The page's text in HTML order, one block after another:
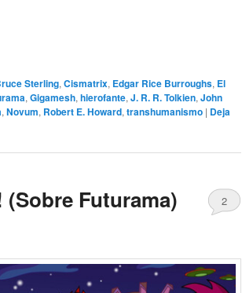
Sterling, Cismatrix, Edgar Rice Burroughs, El
, Gigamesh, hierofante, J. R. R. Tolkien, John
, Novum, Robert E. Howard, transhumanismo | Deja
Futurama) 2